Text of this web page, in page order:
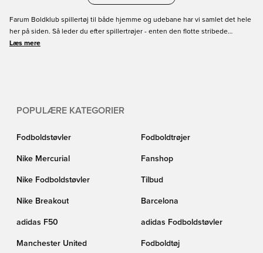
Farum Boldklub spillertøj til både hjemme og udebane har vi samlet det hele
her på siden. Så leder du efter spillertrøjer - enten den flotte stribede
hjemmebane trøje eller udebanetrøje, så finder du det lige her på siden. Vi
Læs mere
POPULÆRE KATEGORIER
Fodboldstøvler Fodboldtrøjer
Nike Mercurial Fanshop
Nike Fodboldstøvler Tilbud
Nike Breakout Barcelona
adidas F50 adidas Fodboldstøvler
Manchester United Fodboldtøj